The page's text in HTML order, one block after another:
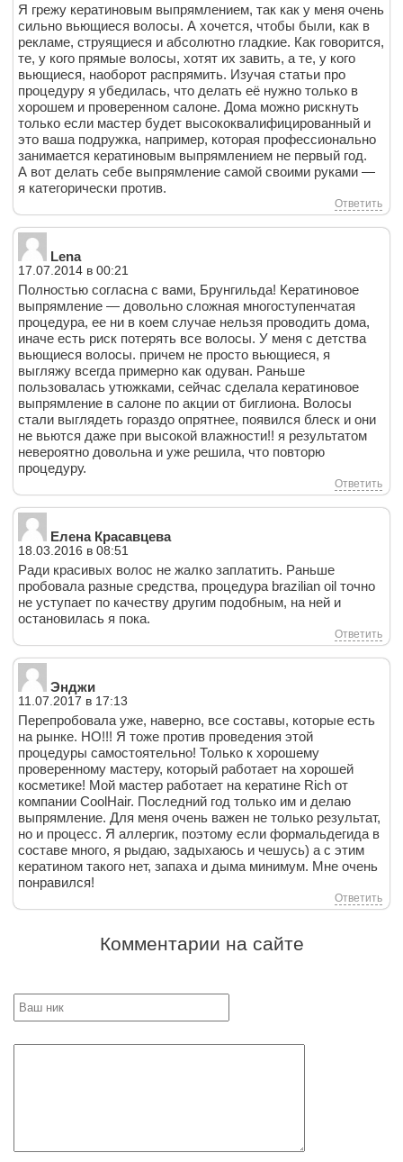
Я грежу кератиновым выпрямлением, так как у меня очень
сильно вьющиеся волосы. А хочется, чтобы были, как в
рекламе, струящиеся и абсолютно гладкие. Как говорится,
те, у кого прямые волосы, хотят их завить, а те, у кого
вьющиеся, наоборот распрямить. Изучая статьи про
процедуру я убедилась, что делать её нужно только в
хорошем и проверенном салоне. Дома можно рискнуть
только если мастер будет высококвалифицированный и
это ваша подружка, например, которая профессионально
занимается кератиновым выпрямлением не первый год.
А вот делать себе выпрямление самой своими руками —
я категорически против.
Ответить
Lena
17.07.2014 в 00:21
Полностью согласна с вами, Брунгильда! Кератиновое
выпрямление — довольно сложная многоступенчатая
процедура, ее ни в коем случае нельзя проводить дома,
иначе есть риск потерять все волосы. У меня с детства
вьющиеся волосы. причем не просто вьющиеся, я
выгляжу всегда примерно как одуван. Раньше
пользовалась утюжками, сейчас сделала кератиновое
выпрямление в салоне по акции от биглиона. Волосы
стали выглядеть гораздо опрятнее, появился блеск и они
не вьются даже при высокой влажности!! я результатом
невероятно довольна и уже решила, что повторю
процедуру.
Ответить
Елена Красавцева
18.03.2016 в 08:51
Ради красивых волос не жалко заплатить. Раньше
пробовала разные средства, процедура brazilian oil точно
не уступает по качеству другим подобным, на ней и
остановилась я пока.
Ответить
Энджи
11.07.2017 в 17:13
Перепробовала уже, наверно, все составы, которые есть
на рынке. НО!!! Я тоже против проведения этой
процедуры самостоятельно! Только к хорошему
проверенному мастеру, который работает на хорошей
косметике! Мой мастер работает на кератине Rich от
компании CoolHair. Последний год только им и делаю
выпрямление. Для меня очень важен не только результат,
но и процесс. Я аллергик, поэтому если формальдегида в
составе много, я рыдаю, задыхаюсь и чешусь) а с этим
кератином такого нет, запаха и дыма минимум. Мне очень
понравился!
Ответить
Комментарии на сайте